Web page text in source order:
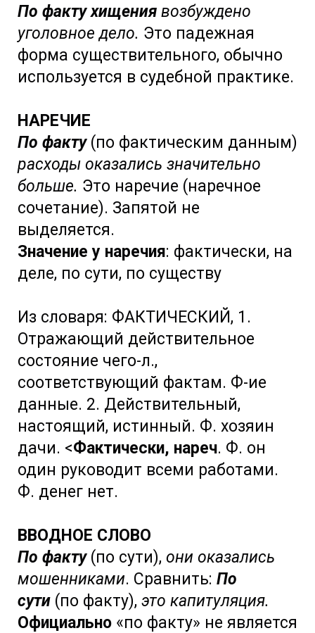
По факту хищения возбуждено
уголовное дело. Это падежная
форма существительного, обычно
используется в судебной практике.
НАРЕЧИЕ
По факту (по фактическим данным)
расходы оказались значительно
больше. Это наречие (наречное
сочетание). Запятой не
выделяется.
Значение у наречия: фактически, на
деле, по сути, по существу
Из словаря: ФАКТИЧЕСКИЙ, 1.
Отражающий действительное
состояние чего-л.,
соответствующий фактам. Ф-ие
данные. 2. Действительный,
настоящий, истинный. Ф. хозяин
дачи. <Фактически, нареч. Ф. он
один руководит всеми работами.
Ф. денег нет.
ВВОДНОЕ СЛОВО
По факту(по сути), они оказались
мошенниками. Сравнить: По
сути (по факту), это капитуляция.
Официально «по факту» не является